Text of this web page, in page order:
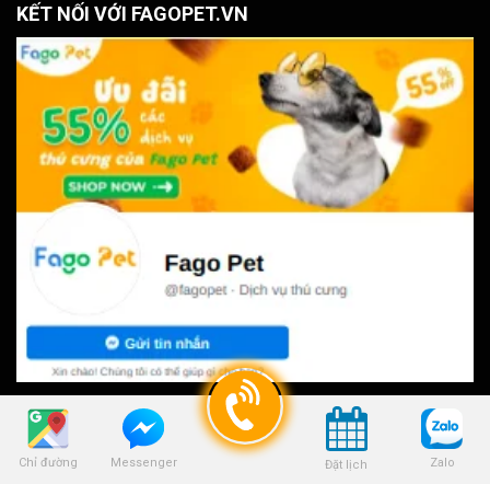
Chỉ đường Messenger Đặt lịch Zalo
KẾT NỐI VỚI FAGOPET.VN
Công Ty TNHH Giải Pháp Thương Mại FAGO GROUP 2021 . Design web
and SEO byFAGO AGENCY